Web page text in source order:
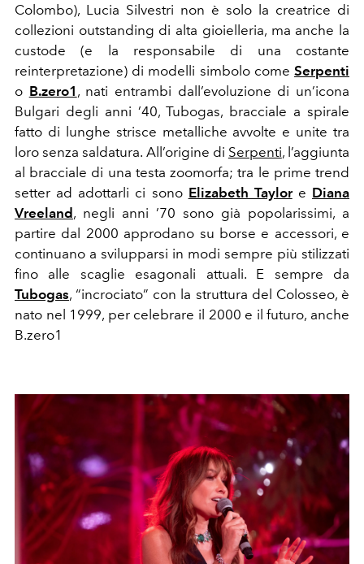
Colombo), Lucia Silvestri non è solo la creatrice di
collezioni outstanding di alta gioielleria, ma anche la
custode (e la responsabile di una costante
reinterpretazione) di modelli simbolo come Serpenti
o B.zero1 , nati entrambi dall’evoluzione di un’icona
Bulgari degli anni ’40, Tubogas, bracciale a spirale
fatto di lunghe strisce metalliche avvolte e unite tra
loro senza saldatura. All’origine di Serpenti, l’aggiunta
al bracciale di una testa zoomorfa; tra le prime trend
setter ad adottarli ci sono Elizabeth Taylore Diana
Vreeland, negli anni ’70 sono già popolarissimi, a
partire dal 2000 approdano su borse e accessori, e
continuano a svilupparsi in modi sempre più stilizzati
fino alle scaglie esagonali attuali. E sempre da
Tubogas, “incrociato” con la struttura del Colosseo, è
nato nel 1999, per celebrare il 2000 e il futuro, anche
B.zero1